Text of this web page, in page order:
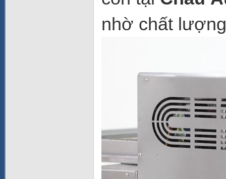
nhờ chất